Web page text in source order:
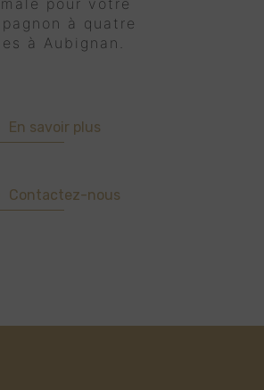
pour votre
à quatre
à Aubignan.
En savoir plus
Contactez-nous